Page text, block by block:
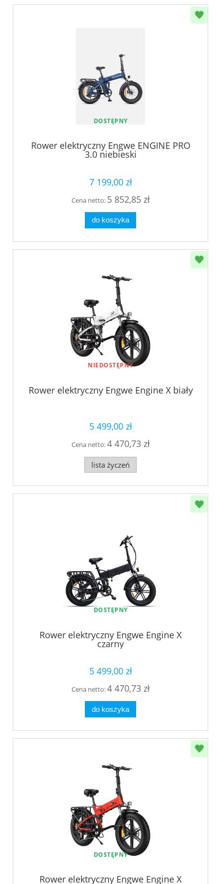
DOSTĘPNY
Rower elektryczny Engwe ENGINE PRO
3.0 niebieski
7 199,00 zł
Cena netto: 5 852,85 zł
do koszyka
NIEDOSTĘPNY
Rower elektryczny Engwe Engine X biały
5 499,00 zł
Cena netto:4 470,73 zł
lista życzeń
DOSTĘPNY
Rower elektryczny Engwe Engine X
czarny
5 499,00 zł
Cena netto:4 470,73 zł
do koszyka
DOSTĘPNY
Rower elektryczny Engwe Engine X